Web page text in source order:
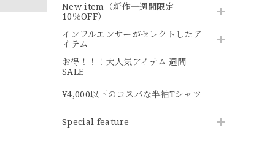
New item（新作一週間限定
10％OFF）
インフルエンサーがセレクトしたア
イテム
お得！！！大人気アイテム 週間
SALE
¥4,000以下のコスパな半袖Tシャツ
Special feature